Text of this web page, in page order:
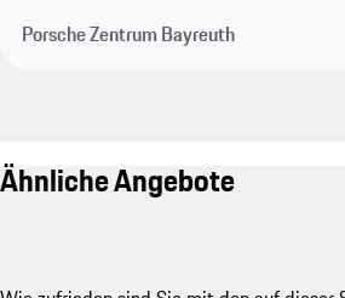
Porsche Zentrum Bayreuth
Ähnliche Angebote